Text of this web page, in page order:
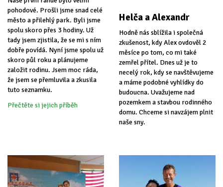
pohodové. Prošli jsme snad celé
město a přilehlý park. Byli jsme
spolu skoro přes 3 hodiny. Už
tady jsem zjistila, že se mi s ním
dobře povídá. Nyní jsme spolu už
skoro půl roku a plánujeme
založit rodinu. Jsem moc ráda,
že jsem se přemluvila a zkusila
tuto seznamku.
Přečtěte si jejich příběh
Helča a Alexandr
Hodně nás sblížila i společná
zkušenost, kdy Alex ovdověl 2
měsíce po tom, co mi také
zemřel přítel. Dnes už je to
necelý rok, kdy se navštěvujeme
a máme podobné vyhlídky do
budoucna. Uvažujeme nad
pozemkem a stavbou rodinného
domu. Chceme si navzájem plnit
naše sny.